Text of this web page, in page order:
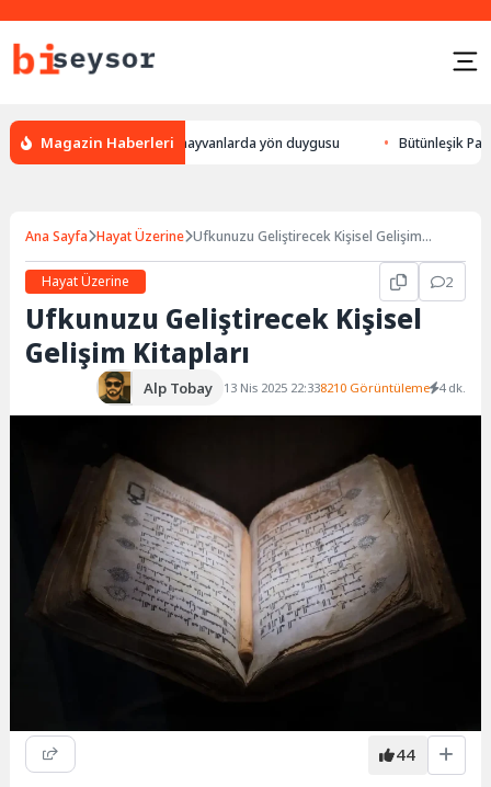
Magazin Haberleri
leylek yön bulması, hayvanlarda yön duygusu Bütünleşik
Ana Sayfa Hayat Üzerine Ufkunuzu Geliştirecek Kişisel Gelişim
Hayat Üzerine
2
Ufkunuzu Geliştirecek Kişisel
Gelişim Kitapları
Alp Tobay 13 Nis 2025 22:338210 Görüntüleme 4 dk.
44